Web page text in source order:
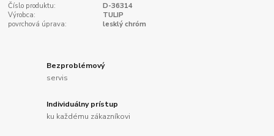
Číslo produktu:
D-36314
Výrobca:
TULIP
povrchová úprava:
lesklý chróm
Bezproblémový
servis
Individuálny prístup
ku každému zákazníkovi